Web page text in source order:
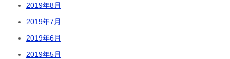
2019年8月
2019年7月
2019年6月
2019年5月